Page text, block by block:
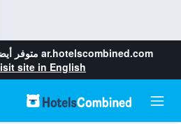
ar.hotelscombined.com متوفر
site in English